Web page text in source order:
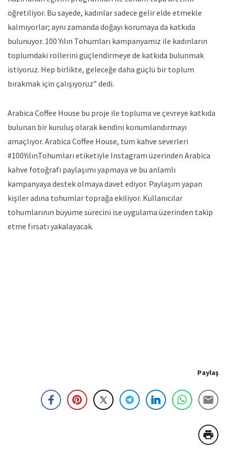
öğretiliyor. Bu sayede, kadınlar sadece gelir elde etmekle
kalmıyorlar; aynı zamanda doğayı korumaya da katkıda
bulunuyor. 100 Yılın Tohumları kampanyamız ile kadınların
toplumdaki rollerini güçlendirmeye de katkıda bulunmak
istiyoruz. Hep birlikte, geleceğe daha güçlü bir toplum
bırakmak için çalışıyoruz” dedi.
Arabica Coffee House bu proje ile topluma ve çevreye katkıda
bulunan bir kuruluş olarak kendini konumlandırmayı
amaçlıyor. Arabica Coffee House, tüm kahve severleri
#100YılınTohumları etiketiyle Instagram üzerinden Arabica
kahve fotoğrafı paylaşımı yapmaya ve bu anlamlı
kampanyaya destek olmaya davet ediyor. Paylaşım yapan
kişiler adına tohumlar toprağa ekiliyor. Kullanıcılar
tohumlarının büyüme sürecini ise uygulama üzerinden takip
etme fırsatı yakalayacak.
Paylaş